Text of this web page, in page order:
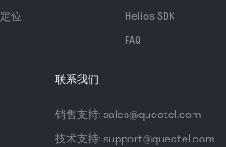
位
Helios SDK
FAQ
联系我们
销售支持: sales@quectel.com
技术支持: support@quectel.com